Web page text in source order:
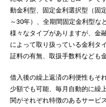
動金利型、固定金利選択型（固
～30年）、全期間固定金利型など
様々なタイプがありますが、金
によって取り扱っている金利タ
証料の有無、取扱手数料なども
借入後の繰上返済の利便性もそ
少額でも可能、毎月自動的に繰
関がそれぞれ特徴のあるサービ